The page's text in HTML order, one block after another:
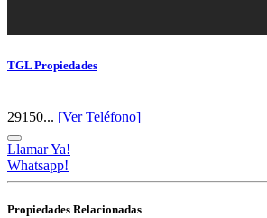
TGL Propiedades
29150... [Ver Teléfono]
Llamar Ya!
Whatsapp!
Propiedades Relacionadas